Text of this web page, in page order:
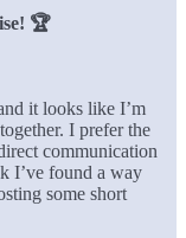
🏆
it looks like I’m
I prefer the
communication
I’ve found a way
some short